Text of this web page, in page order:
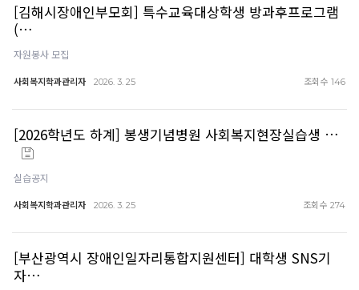
[김해시장애인부모회] 특수교육대상학생 방과후프로그램
(…
자원봉사 모집
사회복지학과관리자 2026. 3. 25 조회수 146
[2026학년도 하계] 봉생기념병원 사회복지현장실습생 …
실습공지
사회복지학과관리자 2026. 3. 25 조회수 274
[부산광역시 장애인일자리통합지원센터] 대학생 SNS기
자…